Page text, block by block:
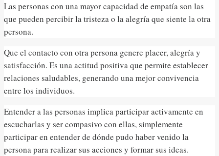
Las personas con una mayor capacidad de empatía son las
que pueden percibir la tristeza o la alegría que siente la otra
persona.
Que el contacto con otra persona genere placer, alegría y
satisfacción. Es una actitud positiva que permite establecer
relaciones saludables, generando una mejor convivencia
entre los individuos.
Entender a las personas implica participar activamente en
escucharlas y ser compasivo con ellas, simplemente
participar en entender de dónde pudo haber venido la
persona para realizar sus acciones y formar sus ideas.